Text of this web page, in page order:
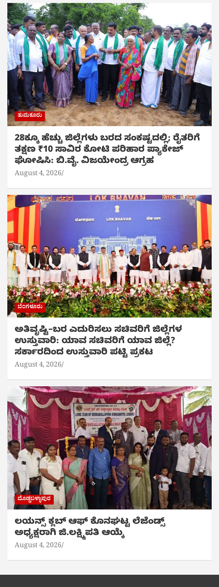
ತುಮಕೂರು
28ಕ್ಕೂ ಹೆಚ್ಚು ಜಿಲ್ಲೆಗಳು ಬರದ ಸಂಕಷ್ಟದಲ್ಲಿ; ರೈತರಿಗೆ
ತಕ್ಷಣ ₹10 ಸಾವಿರ ಕೋಟಿ ಪರಿಹಾರ ಪ್ಯಾಕೇಜ್
ಘೋಷಿಸಿ: ಬಿ.ವೈ. ವಿಜಯೇಂದ್ರ ಆಗ್ರಹ
August 4, 2026
ಬೆಂಗಳೂರು
ಅತಿವೃಷ್ಟಿ–ಬರ ಎದುರಿಸಲು ಸಚಿವರಿಗೆ ಜಿಲ್ಲೆಗಳ
ಉಸ್ತುವಾರಿ: ಯಾವ ಸಚಿವರಿಗೆ ಯಾವ ಜಿಲ್ಲೆ?
ಸರ್ಕಾರದಿಂದ ಉಸ್ತುವಾರಿ ಪಟ್ಟಿ ಪ್ರಕಟ
August 4, 2026
ದೊಡ್ಡಬಳ್ಳಾಪುರ
ಲಯನ್ಸ್ ಕ್ಲಬ್ ಆಫ್ ಕೊನಘಟ್ಟ ಲೆಜೆಂಡ್ಸ್
ಅಧ್ಯಕ್ಷರಾಗಿ ಜಿ.ಲಕ್ಷ್ಮಿಪತಿ ಆಯ್ಕೆ
August 4, 2026